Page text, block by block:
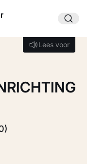
Lees voor
Lees voor